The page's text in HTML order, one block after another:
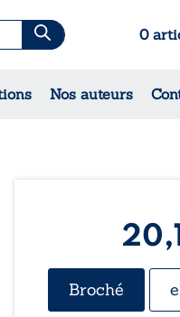
0
Nos auteurs
& Contes
Broché